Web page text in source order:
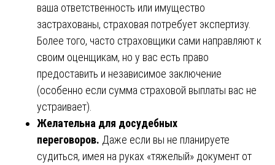
ваша ответственность или имущество
застрахованы, страховая потребует экспертизу.
Более того, часто страховщики сами направляют к
своим оценщикам, но у вас есть право
предоставить и независимое заключение
(особенно если сумма страховой выплаты вас не
устраивает).
Желательна для досудебных
переговоров. Даже если вы не планируете
судиться, имея на руках «тяжелый» документ от